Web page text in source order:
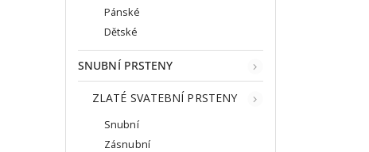
Pánské
Dětské
SNUBNÍ PRSTENY
ZLATÉ SVATEBNÍ PRSTENY
Snubní
Zásnubní